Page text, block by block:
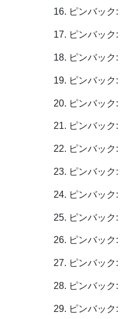
ピンバック:
ピンバック:
ピンバック:
ピンバック:
ピンバック:
ピンバック:
ピンバック:
ピンバック:
ピンバック:
ピンバック:
ピンバック:
ピンバック:
ピンバック:
ピンバック: